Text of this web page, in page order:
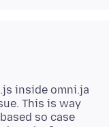
inside omni.ja
This is way
so case